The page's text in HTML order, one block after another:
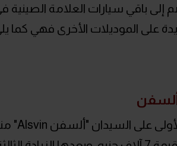
إلى باقي سيارات العلامة
على الموديلات الأخرى فهي كما